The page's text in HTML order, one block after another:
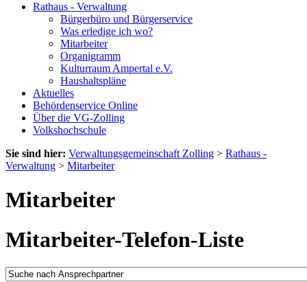
Rathaus - Verwaltung
Bürgerbüro und Bürgerservice
Was erledige ich wo?
Mitarbeiter
Organigramm
Kulturraum Ampertal e.V.
Haushaltspläne
Aktuelles
Behördenservice Online
Über die VG-Zolling
Volkshochschule
Sie sind hier: Verwaltungsgemeinschaft Zolling > Rathaus -
Verwaltung > Mitarbeiter
Mitarbeiter
Mitarbeiter-Telefon-Liste